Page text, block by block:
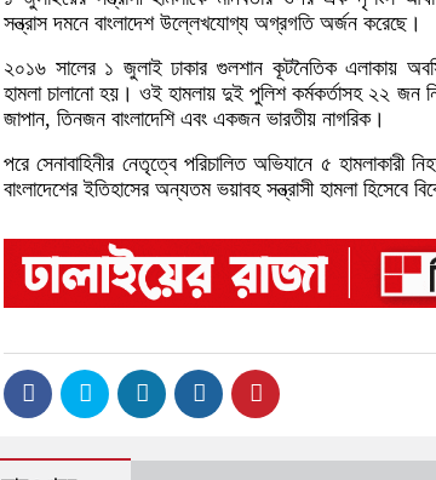
সন্ত্রাস দমনে বাংলাদেশ উল্লেখযোগ্য অগ্রগতি অর্জন করেছে।
২০১৬ সালের ১ জুলাই ঢাকার গুলশান কূটনৈতিক এলাকায়
হামলা চালানো হয়। ওই হামলায় দুই পুলিশ কর্মকর্তাসহ ২২
জাপান, তিনজন বাংলাদেশি এবং একজন ভারতীয় নাগরিক।
পরে সেনাবাহিনীর নেতৃত্বে পরিচালিত অভিযানে ৫ হামলাকারী
বাংলাদেশের ইতিহাসের অন্যতম ভয়াবহ সন্ত্রাসী হামলা হিসেবে